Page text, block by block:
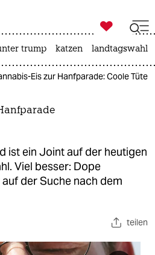
zahl ich
ich

taz zahl ich
trump katzen landtagswahl
Eis zur Hanfparade: Coole Tüte
ist ein Joint auf der heutigen
Viel besser: Dope
der Suche nach dem
teilen